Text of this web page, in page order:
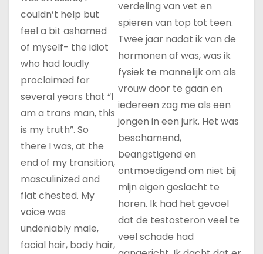
couldn’t help but
feel a bit ashamed
of myself- the idiot
who had loudly
proclaimed for
several years that “I
am a trans man, this
is my truth”. So
there I was, at the
end of my transition,
masculinized and
flat chested. My
voice was
undeniably male,
facial hair, body hair,
verdeling van vet en
spieren van top tot teen.
Twee jaar nadat ik van de
hormonen af was, was ik
fysiek te mannelijk om als
vrouw door te gaan en
iedereen zag me als een
jongen in een jurk. Het was
beschamend,
beangstigend en
ontmoedigend om niet bij
mijn eigen geslacht te
horen. Ik had het gevoel
dat de testosteron veel te
veel schade had